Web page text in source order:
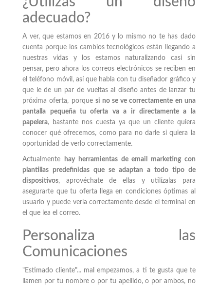
adecuado?
A ver, que estamos en 2016 y lo mismo no te has dado
cuenta porque los cambios tecnológicos están llegando a
nuestras vidas y los estamos naturalizando casi sin
pensar, pero ahora los correos electrónicos se reciben en
el teléfono móvil, así que habla con tu diseñador gráfico y
que le de un par de vueltas al diseño antes de lanzar tu
próxima oferta, porque si no se ve correctamente en una
pantalla pequeña tu oferta va a ir directamente a la
papelera, bastante nos cuesta ya que un cliente quiera
conocer qué ofrecemos, como para no darle si quiera la
oportunidad de verlo correctamente.
Actualmente
hay herramientas de email marketing con
plantillas predefinidas que se adaptan a todo tipo de
dispositivos, aprovéchate de ellas y utilízalas para
asegurarte que tu oferta llega en condiciones óptimas al
usuario y puede verla correctamente desde el terminal en
el que lea el correo.
Personaliza las
Comunicaciones
"Estimado cliente"... mal empezamos, a ti te gusta que te
llamen por tu nombre o por tu apellido, o por ambos, no